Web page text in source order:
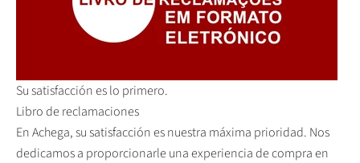
Su satisfacción es lo primero.
Libro de reclamaciones
En Achega, su satisfacción es nuestra máxima prioridad. Nos
dedicamos a proporcionarle una experiencia de compra en